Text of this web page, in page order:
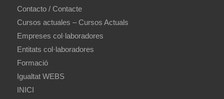
Contacto / Contacte
Cursos actuales – Cursos Actuals
Empreses col·laboradores
Entitats col·laboradores
Formació
Igualtat WEBS
INICI